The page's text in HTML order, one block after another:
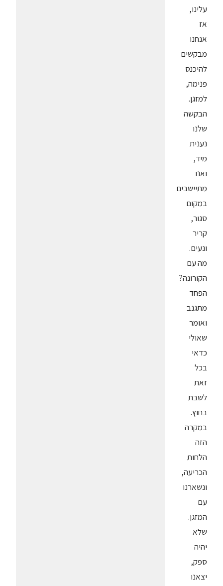
עלינו,
אז
אנחנו
מבקשים
להיכנס
פנימה,
למזגן.
הבקשה
שלנו
נענית
מיד,
ואנו
מתיישבים
במקום
סגור,
קריר
ונעים.
מה עם
הקורונה?
הפחד
מתגנב
ואומר
שאולי
כדאי
בכל
זאת
לשבת
בחוץ.
במקרה
הזה
הלחות
הכריעה,
ונשארנו
עם
המזגן.
שלא
יהיה
ספק,
יצאנו